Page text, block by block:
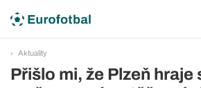
Aktuality
Přišlo mi, že Plzeň hraje